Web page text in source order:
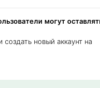
могут
новый аккаунт на